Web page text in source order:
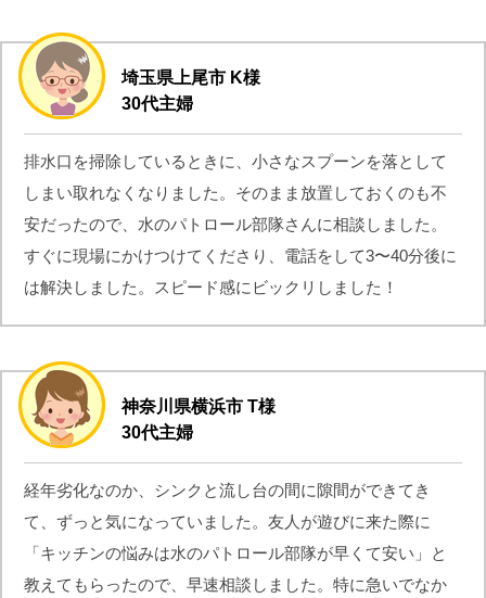
埼玉県上尾市 K様
30代主婦
排水口を掃除しているときに、小さなスプーンを落として
しまい取れなくなりました。そのまま放置しておくのも不
安だったので、水のパトロール部隊さんに相談しました。
すぐに現場にかけつけてくださり、電話をして3〜40分後に
は解決しました。スピード感にビックリしました！
神奈川県横浜市 T様
30代主婦
経年劣化なのか、シンクと流し台の間に隙間ができてき
て、ずっと気になっていました。友人が遊びに来た際に
「キッチンの悩みは水のパトロール部隊が早くて安い」と
教えてもらったので、早速相談しました。特に急いでなか